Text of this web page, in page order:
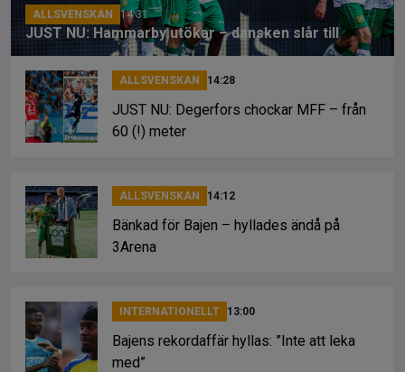
ALLSVENSKAN 14:31
JUST NU: Hammarby utökar – dansken slår till
ALLSVENSKAN 14:28
JUST NU: Degerfors chockar MFF – från
60 (!) meter
ALLSVENSKAN 14:12
Bänkad för Bajen – hyllades ändå på
3Arena
INTERNATIONELLT 13:00
Bajens rekordaffär hyllas: ”Inte att leka
med”